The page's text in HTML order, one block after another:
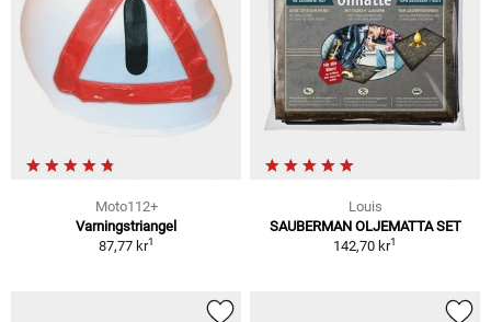
Moto112+
Varningstriangel
87,77 kr1
Louis
SAUBERMAN OLJEMATTA SET
142,70 kr1